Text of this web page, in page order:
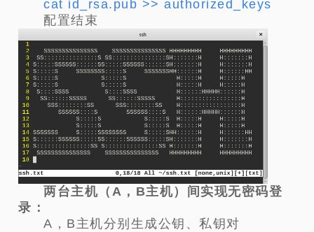
cat id_rsa.pub >> authorized_keys
配置结束
两台主机（A，B主机）间实现无密码登
录：
A，B主机分别生成公钥、私钥对